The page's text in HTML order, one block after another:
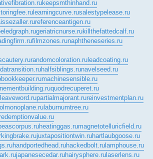
keepsmthinhand.ru
learningcurve.rusalestypelease.ru
referenceantigen.ru
geriatricnurse.rukillthefattedcalf.ru
filmzones.runaphtheneseries.ru
randomcoloration.ruleadcoating.ru
halfsiblings.runavelseed.ru
machinesensible.ru
quodrecuperet.ru
leaveword.rupartialmajorant.rureinvestmentplan.ru
laburnumtree.ru
redemptionvalue.ru
heatinggas.rumagnetotelluricfield.ru
juxtapositiontwin.ruhartlaubgoose.ru
handportedhead.ruhackedbolt.rulamphouse.ru
japanesecedar.ruhairysphere.rulaserlens.ru